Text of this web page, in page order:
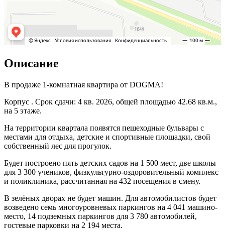
Описание
В продаже 1-комнатная квартира от DOGMA!
Корпус . Срок сдачи: 4 кв. 2026, общей площадью 42.68 кв.м.,
на 5 этаже.
На территории квартала появятся пешеходные бульвары с
местами для отдыха, детские и спортивные площадки, свой
собственный лес для прогулок.
Будет построено пять детских садов на 1 500 мест, две школы
для 3 300 учеников, физкультурно-оздоровительный комплекс
и поликлиника, рассчитанная на 432 посещения в смену.
В зелёных дворах не будет машин. Для автомобилистов будет
возведено семь многоуровневых паркингов на 4 041 машино-
место, 14 подземных паркингов для 3 780 автомобилей,
гостевые парковки на 2 194 места.